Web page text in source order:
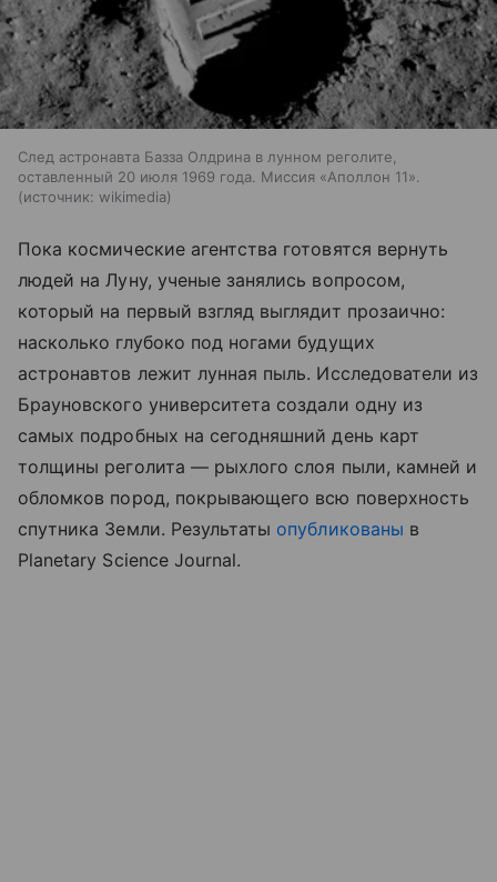
След астронавта Базза Олдрина в лунном реголите,
оставленный 20 июля 1969 года. Миссия «Аполлон 11».
источник: wikimedia
Пока космические агентства готовятся вернуть
людей на Луну, ученые занялись вопросом,
который на первый взгляд выглядит прозаично:
насколько глубоко под ногами будущих
астронавтов лежит лунная пыль. Исследователи из
Брауновского университета создали одну из
самых подробных на сегодняшний день карт
толщины реголита — рыхлого слоя пыли, камней и
обломков пород, покрывающего всю поверхность
спутника Земли. Результаты опубликованы в
Planetary Science Journal.